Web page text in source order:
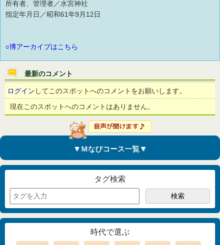
所有者、管理者／水宮神社
指定年月日／昭和61年9月12日
○博アーカイブはこちら
最新のコメント
ログイン してこのスポットへのコメントをお願いします。
現在このスポットへのコメントはありません。
▼Ｍなびコース一覧▼
タグ検索
時代で選ぶ